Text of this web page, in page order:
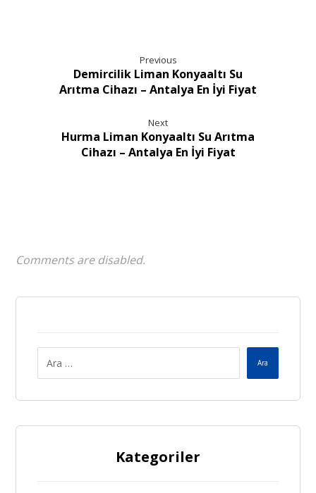
Previous
Demircilik Liman Konyaaltı Su
Arıtma Cihazı – Antalya En İyi Fiyat
Next
Hurma Liman Konyaaltı Su Arıtma
Cihazı – Antalya En İyi Fiyat
Comments are disabled.
Ara
Kategoriler